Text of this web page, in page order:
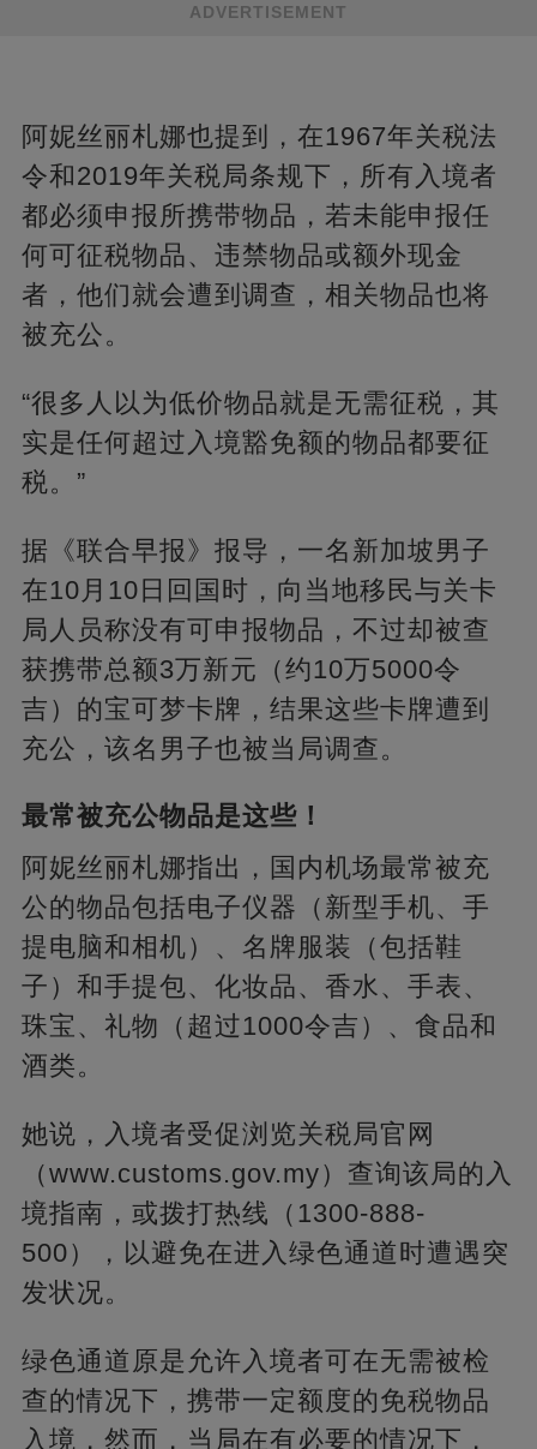
ADVERTISEMENT
阿妮丝丽札娜也提到，在1967年关税法
令和2019年关税局条规下，所有入境者
都必须申报所携带物品，若未能申报任
何可征税物品、违禁物品或额外现金
者，他们就会遭到调查，相关物品也将
被充公。
“很多人以为低价物品就是无需征税，其
实是任何超过入境豁免额的物品都要征
税。”
据《联合早报》报导，一名新加坡男子
在10月10日回国时，向当地移民与关卡
局人员称没有可申报物品，不过却被查
获携带总额3万新元（约10万5000令
吉）的宝可梦卡牌，结果这些卡牌遭到
充公，该名男子也被当局调查。
最常被充公物品是这些！
阿妮丝丽札娜指出，国内机场最常被充
公的物品包括电子仪器（新型手机、手
提电脑和相机）、名牌服装（包括鞋
子）和手提包、化妆品、香水、手表、
珠宝、礼物（超过1000令吉）、食品和
酒类。
她说，入境者受促浏览关税局官网
（www.customs.gov.my）查询该局的入
境指南，或拨打热线（1300-888-
500），以避免在进入绿色通道时遭遇突
发状况。
绿色通道原是允许入境者可在无需被检
查的情况下，携带一定额度的免税物品
入境，然而，当局在有必要的情况下，